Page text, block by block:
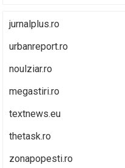
jurnalplus.ro
urbanreport.ro
noulziar.ro
megastiri.ro
textnews.eu
thetask.ro
zonapopesti.ro